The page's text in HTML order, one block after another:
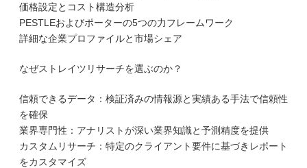
価格設定とコスト構造分析
PESTLEおよびポーターの5つの力フレームワーク
詳細な企業プロファイルと市場シェア
なぜストレイツリサーチを選ぶのか？
信頼できるデータ：検証済みの情報源と実績ある手法で信頼性
を確保
業界専門性：アナリストが深い業界知識と予測精度を提供
カスタムリサーチ：特定のクライアント要件に基づきレポート
をカスタマイズ